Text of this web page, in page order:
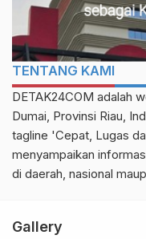
TENTANG KAMI
DETAK24COM adalah
Dumai, Provinsi Riau,
tagline 'Cepat, Lugas
menyampaikan
di daerah, nasional
Gallery